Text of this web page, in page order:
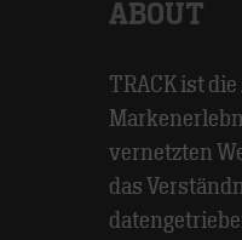
ABOUT
TRACK ist
vernetzten
das